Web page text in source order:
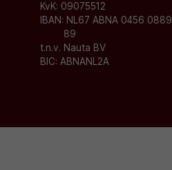
KvK: 09075512
IBAN: NL67 ABNA 0456 0889
89
t.n.v. Nauta BV
BIC: ABNANL2A